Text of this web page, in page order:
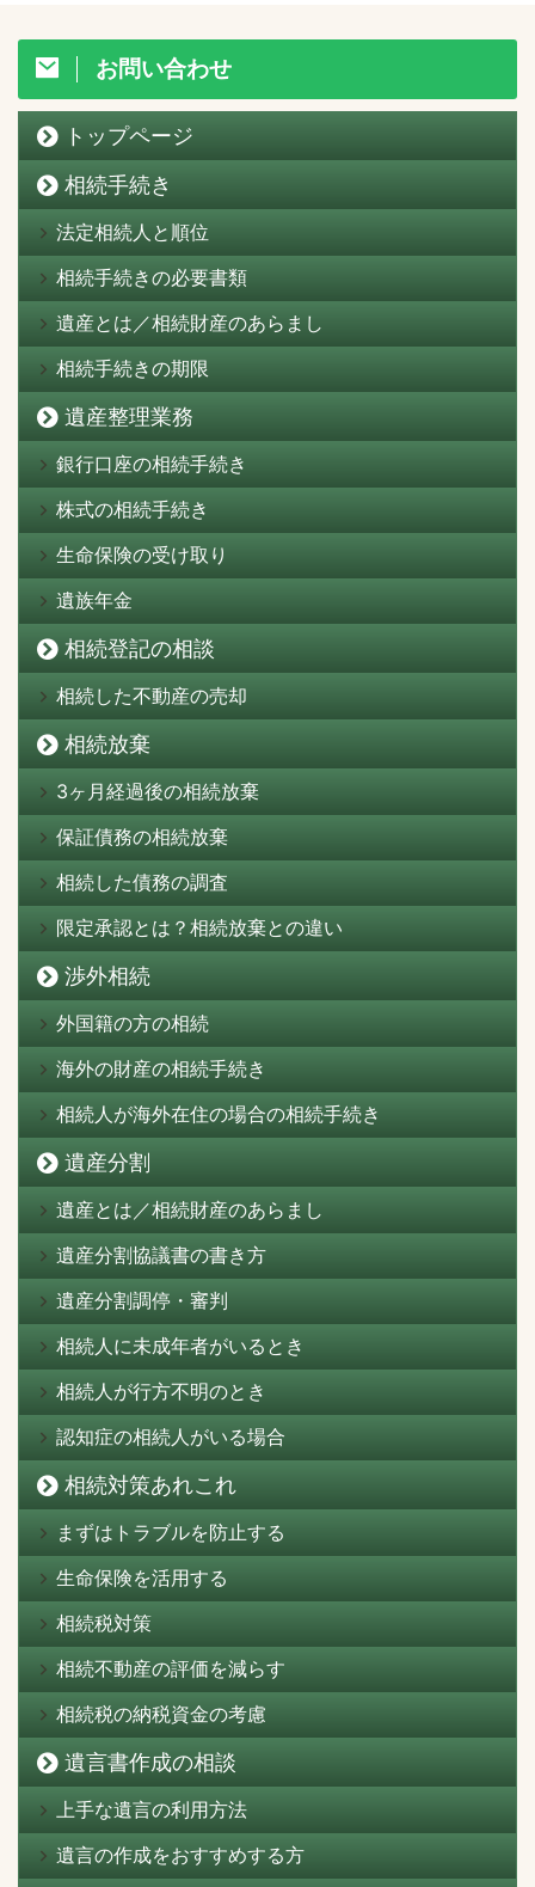
お問い合わせ
トップページ
相続手続き
法定相続人と順位
相続手続きの必要書類
遺産とは／相続財産のあらまし
相続手続きの期限
遺産整理業務
銀行口座の相続手続き
株式の相続手続き
生命保険の受け取り
遺族年金
相続登記の相談
相続した不動産の売却
相続放棄
3ヶ月経過後の相続放棄
保証債務の相続放棄
相続した債務の調査
限定承認とは？相続放棄との違い
渉外相続
外国籍の方の相続
海外の財産の相続手続き
相続人が海外在住の場合の相続手続き
遺産分割
遺産とは／相続財産のあらまし
遺産分割協議書の書き方
遺産分割調停・審判
相続人に未成年者がいるとき
相続人が行方不明のとき
認知症の相続人がいる場合
相続対策あれこれ
まずはトラブルを防止する
生命保険を活用する
相続税対策
相続不動産の評価を減らす
相続税の納税資金の考慮
遺言書作成の相談
上手な遺言の利用方法
遺言の作成をおすすめする方